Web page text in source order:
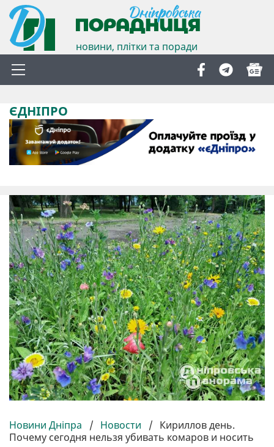
новини, плітки та поради
ЄДНІПРО
Новини Дніпра / Новости / Кириллов день.
Почему сегодня нельзя убивать комаров и носить